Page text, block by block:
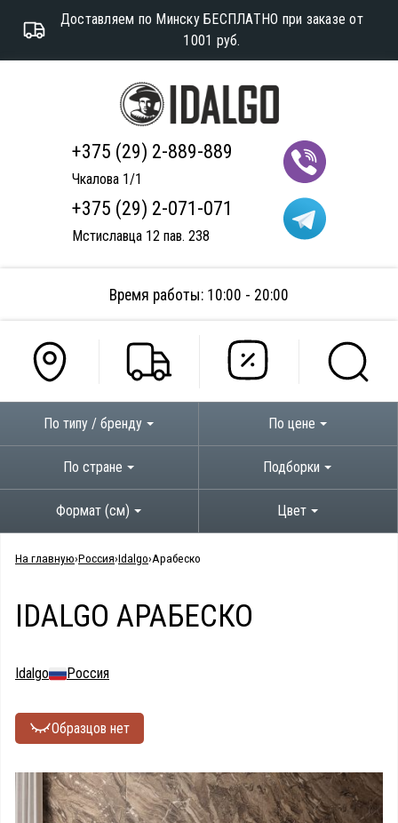
Доставляем по Минску БЕСПЛАТНО при заказе от
1001 руб.
+375 (29) 2-889-889
Чкалова 1/1
+375 (29) 2-071-071
Мстиславца 12 пав. 238
Время работы: 10:00 - 20:00
По типу / бренду По цене
По стране Подборки
Формат (см) Цвет
На главную Россия Idalgo Арабеско
IDALGO АРАБЕСКО
Idalgo Россия
Образцов нет